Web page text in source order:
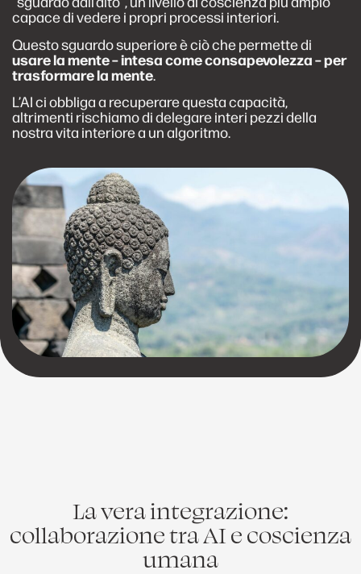
capace di vedere i propri processi interiori.
Questo sguardo superiore è ciò che permette di
usare la mente – intesa come consapevolezza – per
trasformare la mente.
L’AI ci obbliga a recuperare questa capacità,
altrimenti rischiamo di delegare interi pezzi della
nostra vita interiore a un algoritmo.
La vera integrazione:
collaborazione tra AI e coscienza
umana